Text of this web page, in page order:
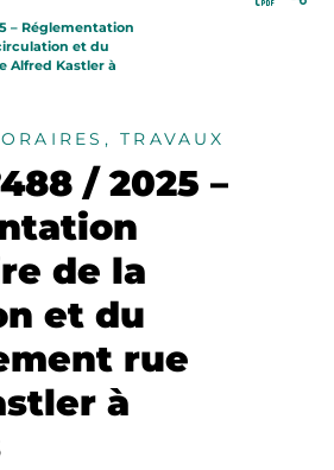
– Réglementation
et du
Alfred Kastler à
TRAVAUX
/ 2025 –
de la
et du
rue
à